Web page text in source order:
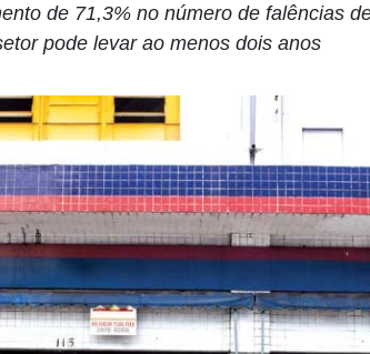
de 71,3% no número de falências
pode levar ao menos dois anos